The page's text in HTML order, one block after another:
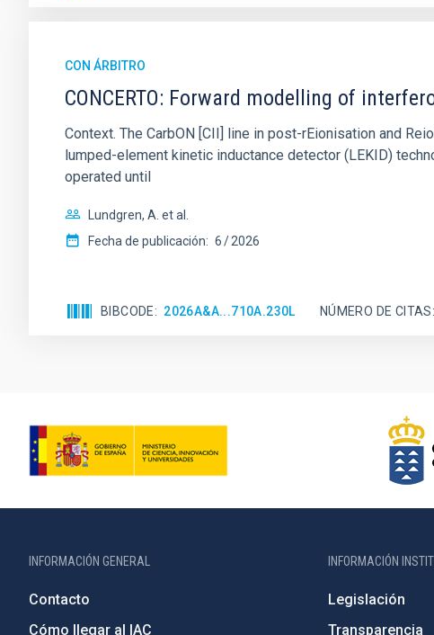
CON ÁRBITRO
CONCERTO: Forward modelling of
Context. The CarbON [CII] line in post-rEionisation and
lumped-element kinetic inductance detector (LEKID)
operated until
Lundgren, A. et al.
Fecha de publicación: 6 2026
BIBCODE 2026A&A...710A.230L NÚMERO DE CITAS
INFORMACIÓN GENERAL
Contacto
Cómo llegar al IAC
INFORMACIÓN
Legislación
Transparencia